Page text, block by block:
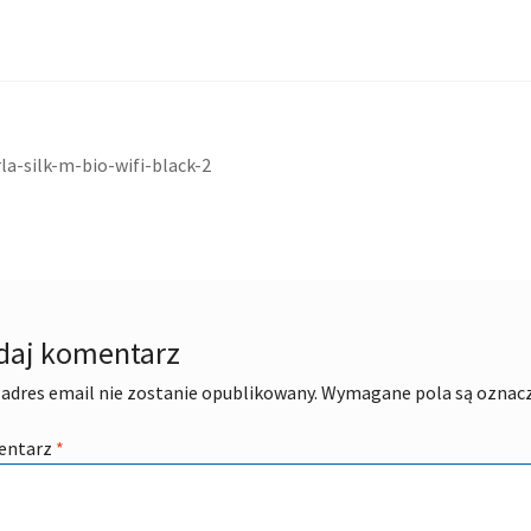
silk-m-bio-wifi-black-2
komentarz
email nie zostanie opublikowany. Wymagane pola są
*